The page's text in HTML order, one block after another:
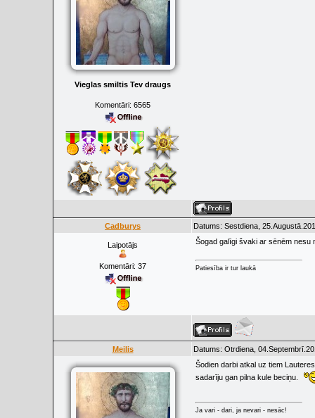
Vieglas smiltis Tev draugs
Komentāri: 6565
Cadburys Datums: Sestdiena,
Laipotājs
Komentāri: 37
Šogad galīgi švaki ar sēnēm nesu
Patiesība ir tur laukā
Meilis Datums: Otrdiena,
Šodien darbi atkal uz tiem
sadarīju gan pilna kule beciņu.
Ja vari - dari, ja nevari - nesāc!